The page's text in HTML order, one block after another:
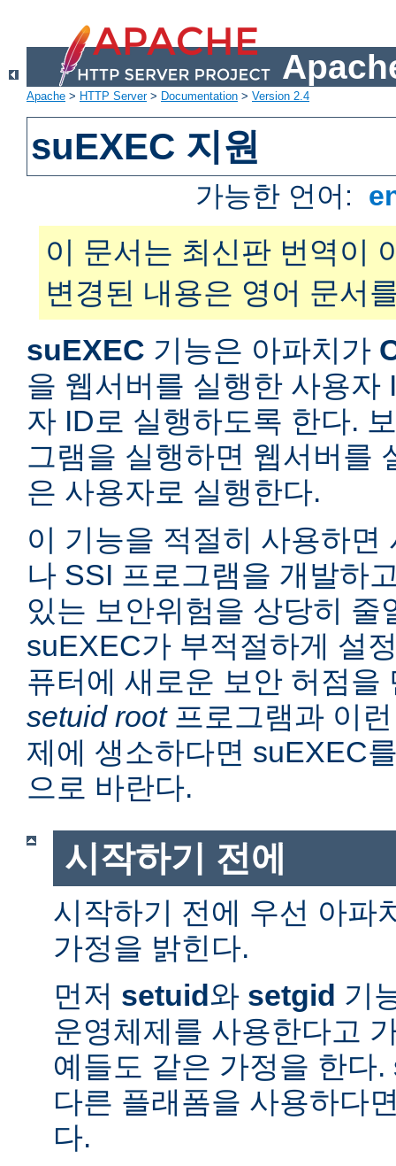
Apache > HTTP Server> Documentation > Version 2.4
suEXEC 지원
가능한 언어:
이 문서는 최신판 번역이
변경된 내용은 영어 문서
suEXEC 기능은 아파치가
을 웹서버를 실행한 사용자
자 ID로 실행하도록 한다.
그램을 실행하면 웹서버를
은 사용자로 실행한다.
이 기능을 적절히 사용하면
나 SSI 프로그램을 개발하
있는 보안위험을 상당히 줄
suEXEC가 부적절하게 설
퓨터에 새로운 보안 허점을
setuid root프로그램과 이
제에 생소하다면 suEXEC
으로 바란다.
시작하기 전에
시작하기 전에 우선 아파
가정을 밝힌다.
먼저 setuid와 setgid 기
운영체제를 사용한다고
예들도 같은 가정을 한다
다른 플래폼을 사용하다
다.